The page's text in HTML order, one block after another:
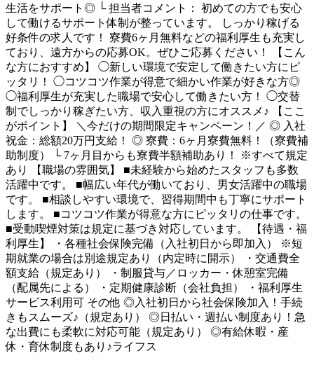
生活をサポート◎ └ 担当者コメント： 初めての方でも安心
して働けるサポート体制が整っています。 しっかり稼げる
好条件の求人です！ 寮費6ヶ月無料などの福利厚生も充実し
ており、遠方からの応募OK。ぜひご応募ください！ 【こん
な方におすすめ】 ◯新しい環境で安定して働きたい方にピ
ッタリ！ ◯コツコツ作業が得意で細かい作業が好きな方◎
◯福利厚生が充実した職場で安心して働きたい方！ ◯交替
制でしっかり稼ぎたい方、収入重視の方にオススメ♪ 【ここ
がポイント】 ＼今だけの期間限定キャンペーン！／ ◎ 入社
祝金：総額20万円支給！ ◎ 寮費：6ヶ月寮費無料！（寮費補
助制度） └ 7ヶ月目からも寮費半額補助あり！ ※すべて規定
あり 【職場の雰囲気】 ■未経験から始めたスタッフも多数
活躍中です。 ■幅広い年代が働いており、男女活躍中の職場
です。 ■相談しやすい環境で、習得期間中も丁寧にサポート
します。 ■コツコツ作業が得意な方にピッタリの仕事です。
■受動喫煙対策は規定に基づき対応しています。 【待遇・福
利厚生】 ・各種社会保険完備（入社初日から即加入） ※短
期就業の場合は別途規定あり（内定時に開示） ・交通費全
額支給（規定あり） ・制服貸与／ロッカー・休憩室完備
（配属先による） ・定期健康診断（会社負担） ・福利厚生
サービス利用可 その他 ◎入社初日から社会保険加入！手続
きもスムーズ♪（規定あり） ◎日払い・週払い制度あり！急
な出費にも柔軟に対応可能（規定あり） ◎有給休暇・産
休・育休制度もあり♪ライフス